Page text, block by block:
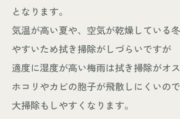
となります。
気温が高い夏や、空気が乾燥している
やすいため拭き掃除がしづらいですが
適度に湿度が高い梅雨は拭き掃除がオス
ホコリやカビの胞子が飛散しにくいの
大掃除もしやすくなります。